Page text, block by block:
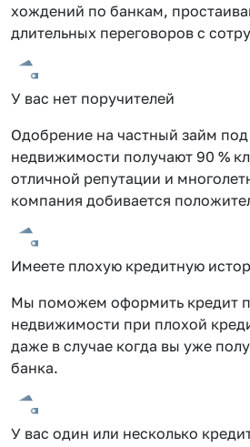
хождений по банкам,
длительных переговоров с
У вас нет поручителей
Одобрение на частный займ под
недвижимости получают 90 %
отличной репутации и
компания добивается
Имеете плохую кредитную
Мы поможем оформить кредит
недвижимости при плохой
даже в случае когда вы уже
банка.
У вас один или несколько